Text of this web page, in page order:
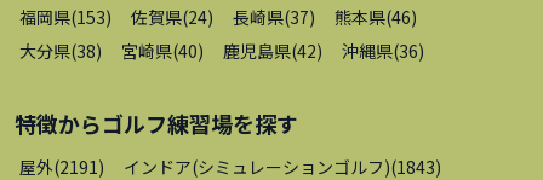
福岡県(153) 佐賀県(24) 長崎県(37) 熊本県(46)
大分県(38) 宮崎県(40) 鹿児島県(42) 沖縄県(36)
特徴からゴルフ練習場を探す
屋外(2191 ) インドア(シミュレーションゴルフ)(1843)